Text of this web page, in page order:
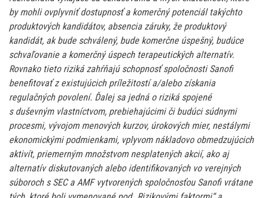
by mohli ovplyvniť dostupnosť a komerčný potenciál takýchto
produktových kandidátov, absencia záruky, že produktový
kandidát, ak bude schválený, bude komerčne úspešný, budúce
schvaľovanie a komerčný úspech terapeutických alternatív.
Rovnako tieto riziká zahŕňajú schopnosť spoločnosti Sanofi
benefitovať z existujúcich príležitostí a/alebo získania
regulačných povolení. Ďalej sa jedná o riziká spojené
s duševným vlastníctvom, prebiehajúcimi či budúci súdnymi
procesmi, vývojom menových kurzov, úrokových mier, nestálymi
ekonomickými podmienkami, vplyvom nákladovo obmedzujúcich
aktivít, priemerným množstvom nesplatených akcií, ako aj
alternatív diskutovaných alebo identifikovaných vo verejných
súboroch s SEC a AMF vytvorených spoločnosťou Sanofi vrátane